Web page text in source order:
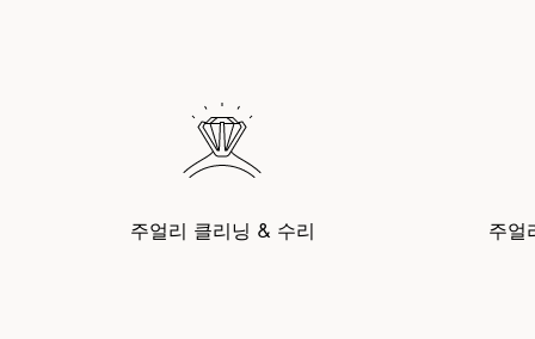
주얼리 클리닝 & 수리 주얼